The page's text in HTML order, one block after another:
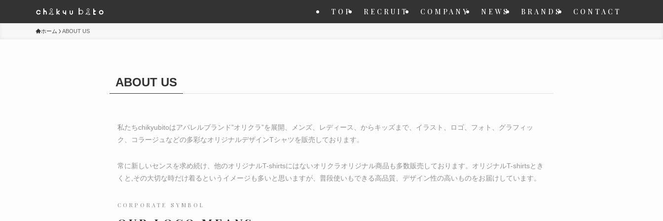
TOP RECRUIT COMPANY NEWS BRANDS CONTACT
ホーム ABOUT US
ABOUT US
私たちchikyubitoはアパレルブランド”オリクラ”を展開、メンズ、レディース、からキッズまで、イラスト、ロゴ、フォト、グラフィッ
ク、コラージュなどの多彩なオリジナルデザインTシャツを販売しております。
常に新しいセンスを求め続け、他のオリジナルT-shirtsにはないオリクラオリジナル商品も多数販売しております。オリジナルT-shirtsとき
くと,その大切な時だけ着るというイメージも多いと思いますが、普段使いもできる高品質、デザイン性の高いものをお届けしています。
CORPORATE SYMBOL